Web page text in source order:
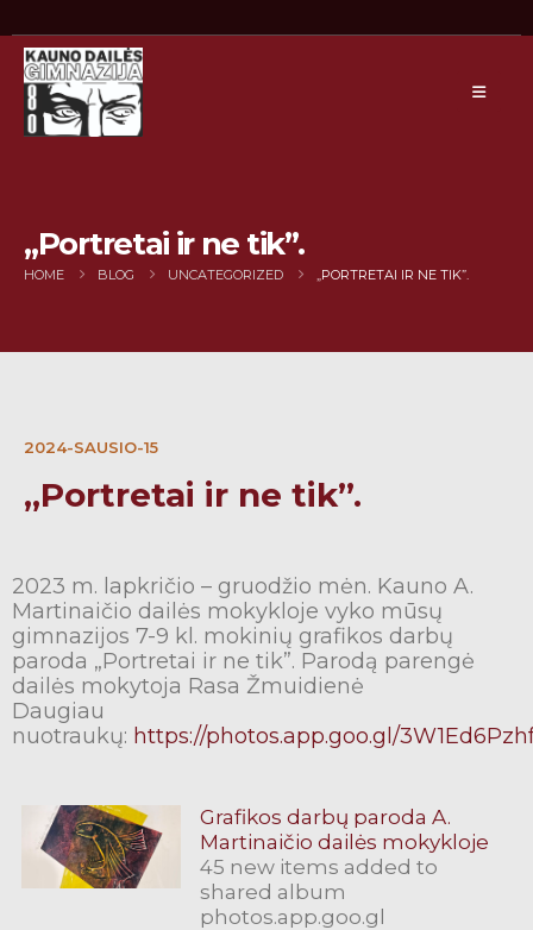
„Portretai ir ne tik”.
HOME BLOG UNCATEGORIZED „PORTRETAI IR NE TIK”.
2024-SAUSIO-15
„Portretai ir ne tik”.
2023 m. lapkričio – gruodžio mėn. Kauno A.
Martinaičio dailės mokykloje vyko mūsų
gimnazijos 7-9 kl. mokinių grafikos darbų
paroda „Portretai ir ne tik”. Parodą parengė
dailės mokytoja Rasa Žmuidienė
Daugiau
nuotraukų: https://photos.app.goo.gl/
Grafikos darbų paroda A.
Martinaičio dailės mokykloje
45 new items added to
shared album
photos.app.goo.gl